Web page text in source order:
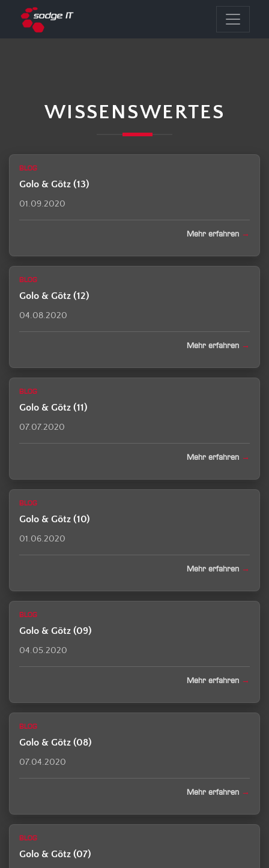
WISSENSWERTES
BLOG
Golo & Götz (13)
01.09.2020
Mehr erfahren
BLOG
Golo & Götz (12)
04.08.2020
Mehr erfahren
BLOG
Golo & Götz (11)
07.07.2020
Mehr erfahren
BLOG
Golo & Götz (10)
01.06.2020
Mehr erfahren
BLOG
Golo & Götz (09)
04.05.2020
Mehr erfahren
BLOG
Golo & Götz (08)
07.04.2020
Mehr erfahren
BLOG
Golo & Götz (07)